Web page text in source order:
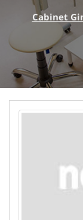
Cabinet